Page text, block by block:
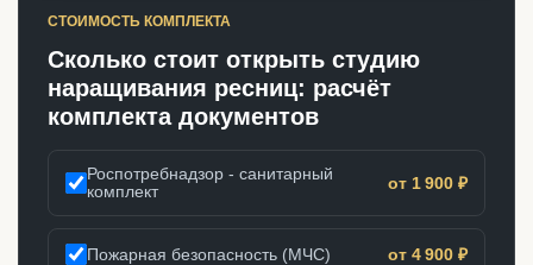
СТОИМОСТЬ КОМПЛЕКТА
Сколько стоит открыть студию
наращивания ресниц: расчёт
комплекта документов
Роспотребнадзор - санитарный
комплект
от 1 900 ₽
Пожарная безопасность (МЧС) от 4 900 ₽